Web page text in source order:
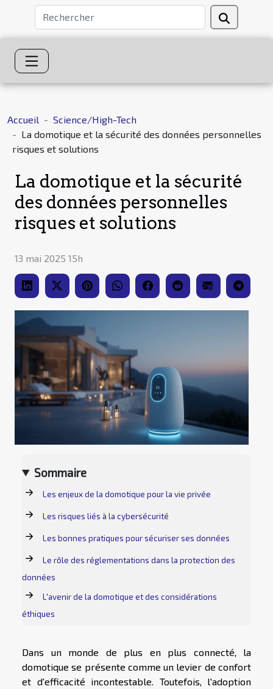
Accueil
Science/High-Tech
La domotique et la sécurité des données personnelles
risques et solutions
La domotique et la sécurité
des données personnelles
risques et solutions
13 mai 2025 15h
Sommaire
Les enjeux de la domotique pour la vie privée
Les risques liés à la cybersécurité
Les bonnes pratiques pour sécuriser ses données
Le rôle des réglementations dans la protection des
données
L'avenir de la domotique et des considérations
éthiques
Dans un monde de plus en plus connecté, la
domotique se présente comme un levier de confort
et d'efficacité incontestable. Toutefois, l'adoption